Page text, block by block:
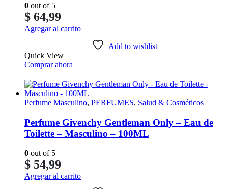
0 out of 5
$ 64,99
Agregar al carrito
Add to wishlist
Quick View
Comprar ahora
Perfume Masculino, PERFUMES, Salud & Cosméticos
Perfume Givenchy Gentleman Only – Eau de
Toilette – Masculino – 100ML
0 out of 5
$ 54,99
Agregar al carrito